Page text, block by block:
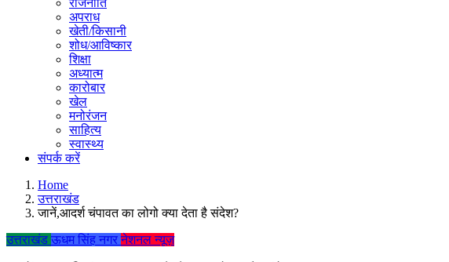
राजनीति
अपराध
खेती/किसानी
शोध/आविष्कार
शिक्षा
अध्यात्म
कारोबार
खेल
मनोरंजन
साहित्य
स्वास्थ्य
संपर्क करें
Home
उत्तराखंड
जानें,आदर्श चंपावत का लोगो क्या देता है संदेश?
उत्तराखंड ऊधम सिंह नगर नेशनल न्यूज़